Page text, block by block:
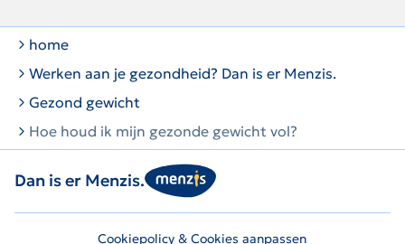
home
Werken aan je gezondheid? Dan is er Menzis.
Gezond gewicht
Hoe houd ik mijn gezonde gewicht vol?
Dan is er Menzis.
Cookiepolicy & Cookies aanpassen